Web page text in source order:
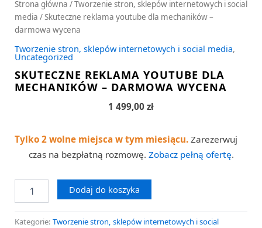
Strona główna /Tworzenie stron, sklepów internetowych i social
media / Skuteczne reklama youtube dla mechaników –
darmowa wycena
Tworzenie stron, sklepów internetowych i social media,
Uncategorized
SKUTECZNE REKLAMA YOUTUBE DLA
MECHANIKÓW – DARMOWA WYCENA
1 499,00 zł
Tylko 2 wolne miejsca w tym miesiącu. Zarezerwuj
czas na bezpłatną rozmowę. Zobacz pełną ofertę.
Dodaj do koszyka
Kategorie: Tworzenie stron, sklepów internetowych i social